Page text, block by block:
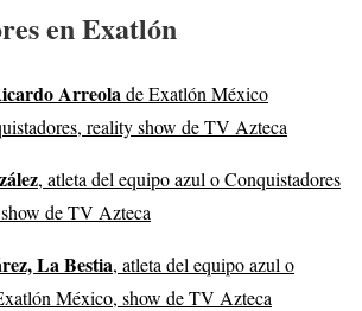
en Exatlón
Arreola de Exatlón México
reality show de TV Azteca
, atleta del equipo azul o Conquistadores
de TV Azteca
La Bestia, atleta del equipo azul o
México, show de TV Azteca